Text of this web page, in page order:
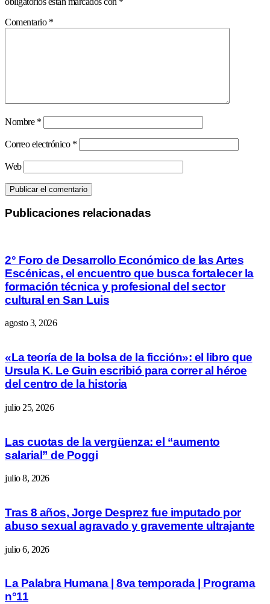
Comentario *
Nombre *
Correo electrónico *
Web
Publicaciones relacionadas
2° Foro de Desarrollo Económico de las Artes
Escénicas, el encuentro que busca fortalecer la
formación técnica y profesional del sector
cultural en San Luis
agosto 3, 2026
«La teoría de la bolsa de la ficción»: el libro que
Ursula K. Le Guin escribió para correr al héroe
del centro de la historia
julio 25, 2026
Las cuotas de la vergüenza: el “aumento
salarial” de Poggi
julio 8, 2026
Tras 8 años, Jorge Desprez fue imputado por
abuso sexual agravado y gravemente ultrajante
julio 6, 2026
La Palabra Humana | 8va temporada | Programa
n°11